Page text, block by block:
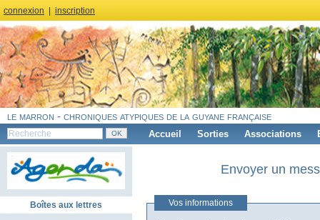
connexion inscription
le marron - chroniques atypiques de la guyane française
Accueil Sorties Associations
Boîtes aux lettres
Envoyer un
Vos informations